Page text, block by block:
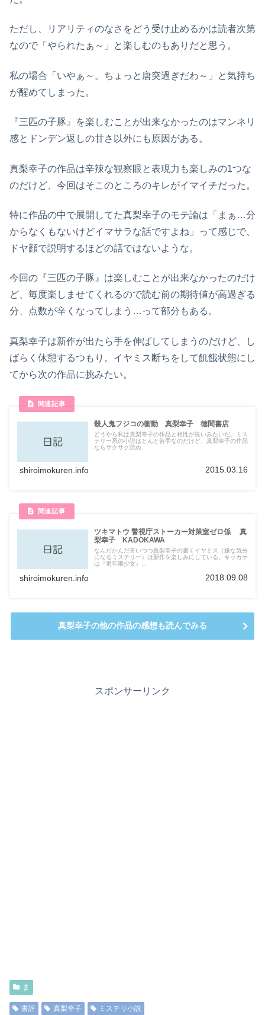
ただし、リアリティのなさをどう受け止めるかは読者次第
なので「やられたぁ～」と楽しむのもありだと思う。
私の場合「いやぁ～。ちょっと唐突過ぎだわ～」と気持ち
が醒めてしまった。
『三匹の子豚』を楽しむことが出来なかったのはマンネリ
感とドンデン返しの甘さ以外にも原因がある。
真梨幸子の作品は辛辣な観察眼と表現力も楽しみの1つな
のだけど、今回はそこのところのキレがイマイチだった。
特に作品の中で展開してた真梨幸子のモテ論は「まぁ…分
からなくもないけどイマサラな話ですよね」って感じで、
ドヤ顔で説明するほどの話ではないような。
今回の『三匹の子豚』は楽しむことが出来なかったのだけ
ど、毎度楽しませてくれるので読む前の期待値が高過ぎる
分、点数が辛くなってしまう…って部分もある。
真梨幸子は新作が出たら手を伸ばしてしまうのだけど、し
ばらく休憩するつもり。イヤミス断ちをして飢餓状態にし
てから次の作品に挑みたい。
殺人鬼フジコの衝動 真梨幸子 徳間書店
どうやら私は真梨幸子の作品と相性が良いみたいだ。ミス
テリー系の小説はとんと苦手なのだけど、真梨幸子の作品
ならサクサク読め...
shiroimokuren.info 2015.03.16
ツキマトウ 警視庁ストーカー対策室ゼロ係 真
梨幸子 KADOKAWA
なんだかんだ言いつつ真梨幸子の書くイヤミス（嫌な気分
になるミステリー）は新作を楽しみにしている。キッカケ
は『更年期少女』...
shiroimokuren.info 2018.09.08
真梨幸子の他の作品の感想も読んでみる
スポンサーリンク
ま
書評 真梨幸子 ミステリ小説